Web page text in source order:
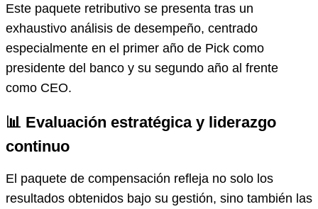
Este paquete retributivo se presenta tras un
exhaustivo análisis de desempeño, centrado
especialmente en el primer año de Pick como
presidente del banco y su segundo año al frente
como CEO.
📊 Evaluación estratégica y liderazgo
continuo
El paquete de compensación refleja no solo los
resultados obtenidos bajo su gestión, sino también las